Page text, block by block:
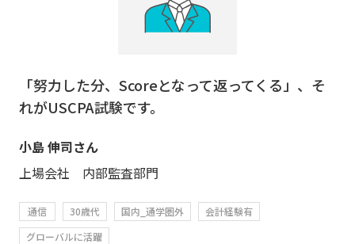
「努力した分、Scoreとなって返ってくる」、そ
れがUSCPA試験です。
小島 伸司さん
上場会社 内部監査部門
通信 30歳代 国内_通学圏外
会計経験有
グローバルに活躍